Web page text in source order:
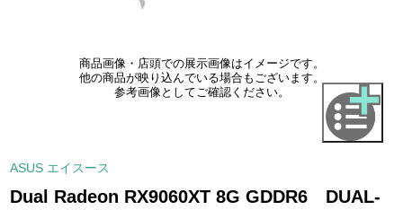
商品画像・店頭での展示画像はイメージです。
他の商品が映り込んでいる場合もございます。
参考画像としてご確認ください。
ASUS エイスース
Dual Radeon RX9060XT 8G GDDR6 DUAL-